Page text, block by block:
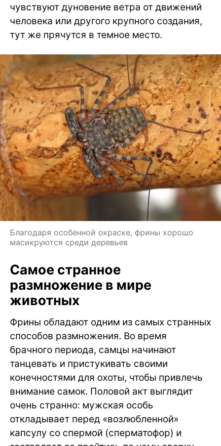
чувствуют дуновение ветра от движений
человека или другого крупного создания,
тут же прячутся в темное место.
Благодаря особенной окраске, фрины хорошо
масикруются среди деревьев
Самое странное
размножение в мире
животных
Фрины обладают одним из самых странных
способов размножения. Во время
брачного периода, самцы начинают
танцевать и пристукивать своими
конечностями для охоты, чтобы привлечь
внимание самок. Половой акт выглядит
очень странно: мужская особь
откладывает перед «возлюбленной»
капсулу со спермой (сперматофор) и